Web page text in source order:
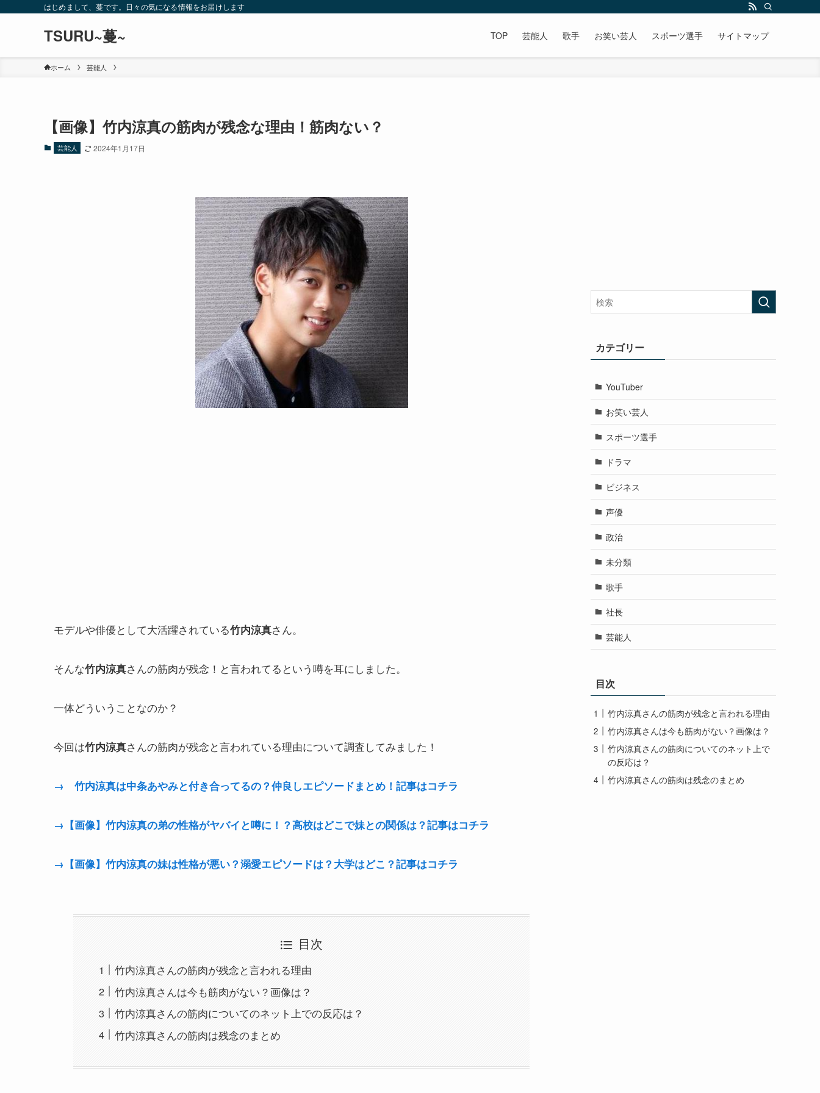
はじめまして、蔓です。日々の気になる情報をお届けします
TSURU~蔓~ TOP 芸能人 歌手 お笑い芸人 スポーツ選手 サイトマップ
ホーム 芸能人
【画像】竹内涼真の筋肉が残念な理由！筋肉ない？
芸能人 2024年1月17日
モデルや俳優として大活躍されている竹内涼真さん。
そんな竹内涼真さんの筋肉が残念！と言われてるという噂を耳にしました。
一体どういうことなのか？
今回は竹内涼真さんの筋肉が残念と言われている理由について調査してみました！
→ 竹内涼真は中条あやみと付き合ってるの？仲良しエピソードまとめ！記事はコチラ
→【画像】竹内涼真の弟の性格がヤバイと噂に！？高校はどこで妹との関係は？記事はコチラ
→【画像】竹内涼真の妹は性格が悪い？溺愛エピソードは？大学はどこ？記事はコチラ
目次
竹内涼真さんの筋肉が残念と言われる理由
竹内涼真さんは今も筋肉がない？画像は？
竹内涼真さんの筋肉についてのネット上での反応は？
竹内涼真さんの筋肉は残念のまとめ
カテゴリー
YouTuber
お笑い芸人
スポーツ選手
ドラマ
ビジネス
声優
政治
未分類
歌手
社長
芸能人
目次
竹内涼真さんの筋肉が残念と言われる理由
竹内涼真さんは今も筋肉がない？画像は？
竹内涼真さんの筋肉についてのネット上で
の反応は？
竹内涼真さんの筋肉は残念のまとめ